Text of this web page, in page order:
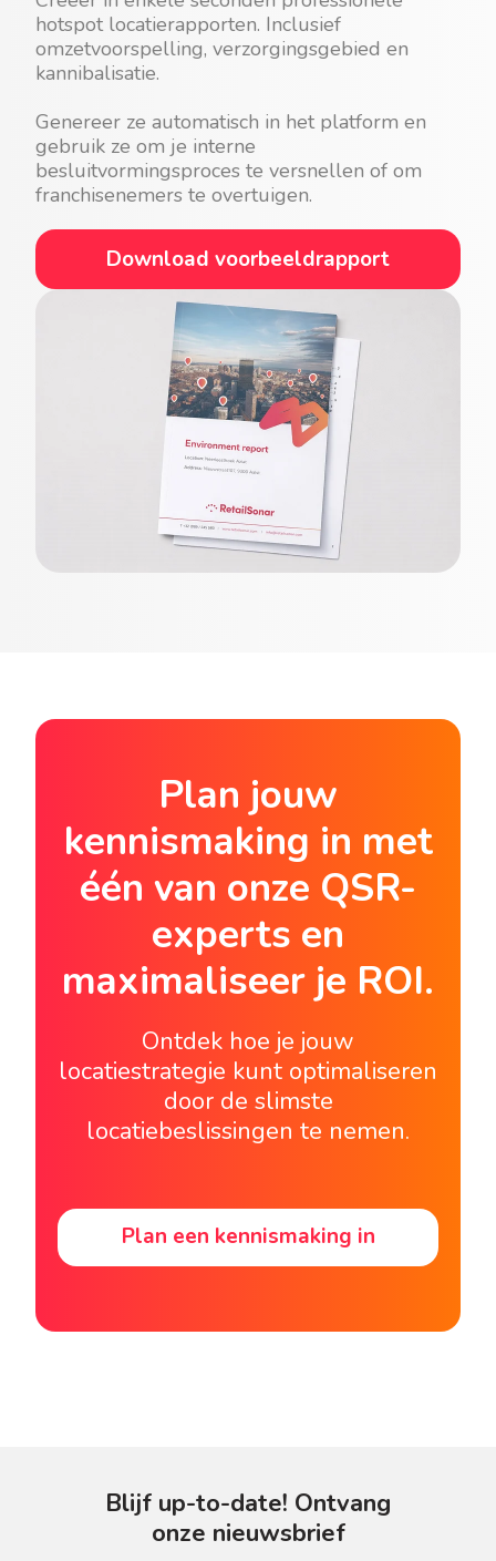
hotspot locatierapporten. Inclusief
omzetvoorspelling, verzorgingsgebied en
kannibalisatie.
Genereer ze automatisch in het platform en
gebruik ze om je interne
besluitvormingsproces te versnellen of om
franchisenemers te overtuigen.
Download voorbeeldrapport
Plan jouw
kennismaking in met
één van onze QSR-
experts en
maximaliseer je ROI.
Ontdek hoe je jouw
locatiestrategie kunt optimaliseren
door de slimste
locatiebeslissingen te nemen.
Plan een kennismaking in
Blijf up-to-date! Ontvang
onze nieuwsbrief